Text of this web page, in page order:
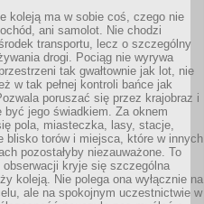
koleją ma w sobie coś, czego nie
ani samolot. Nie chodzi
transportu, lecz o szczególny
drogi. Pociąg nie wyrywa
tak gwałtownie jak lot, nie
w tak pełnej kontroli bańce jak
poruszać się przez krajobraz i
być jego świadkiem. Za oknem
pola, miasteczka, lasy, stacje,
blisko torów i miejsca, które w innych
pozostałyby niezauważone. To
obserwacji kryje się szczególna
koleją. Nie polega ona wyłącznie na
ale na spokojnym uczestnictwie w